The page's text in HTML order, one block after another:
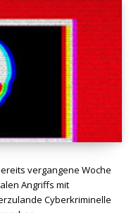
vergangene Woche
Angriffs mit
Cyberkriminelle